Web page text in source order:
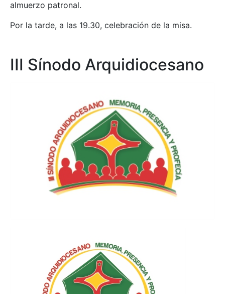
almuerzo patronal.
Por la tarde, a las 19.30, celebración de la misa.
III Sínodo Arquidiocesano